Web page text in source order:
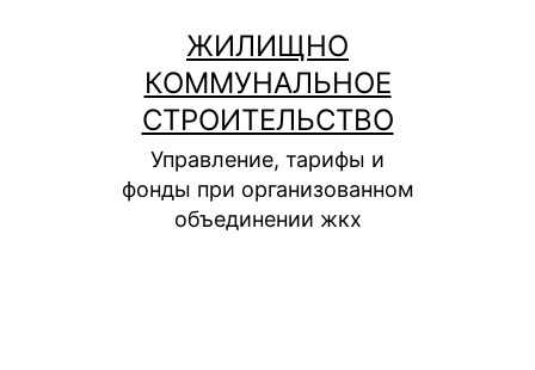
содержимому
ЖИЛИЩНО
КОММУНАЛЬНОЕ
СТРОИТЕЛЬСТВО
Управление, тарифы и
фонды при организованном
объединении жкх